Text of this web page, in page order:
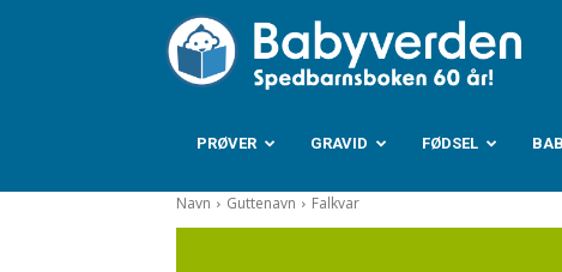
PRØVER GRAVID FØDSEL
Navn Guttenavn Falkvar